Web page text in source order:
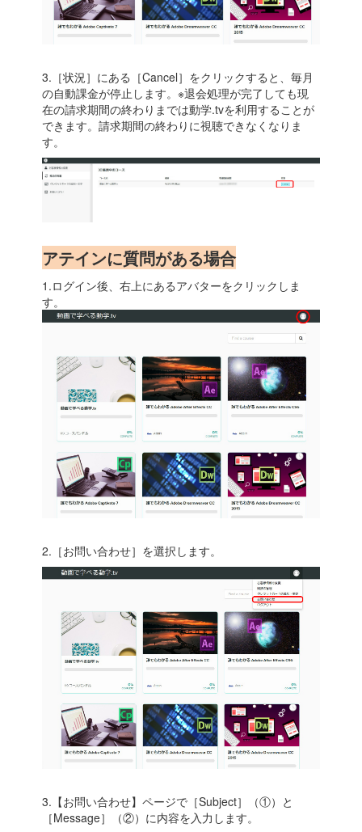
3.［状況］にある［Cancel］をクリックすると、毎月
の自動課金が停止します。※退会処理が完了しても現
在の請求期間の終わりまでは動学.tvを利用することが
できます。請求期間の終わりに視聴できなくなりま
す。
アテインに質問がある場合
1.ログイン後、右上にあるアバターをクリックしま
す。
2.［お問い合わせ］を選択します。
3.【お問い合わせ】ページで［Subject］（①）と
［Message］（②）に内容を入力します。